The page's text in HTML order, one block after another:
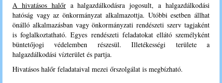
A hivatásos halőra halgazdálkodásra jogosult, a halgazdálkodási
hatóság vagy az önkormányzat alkalmazottja. Utóbbi esetben állhat
önálló alkalmazásban vagy önkormányzati rendészeti szerv tagjaként
is foglalkoztatható. Egyes rendészeti feladatokat ellátó személyként
büntetőjogi védelemben részesül. Illetékességi területe a
halgazdálkodási vízterület és partja.
Hivatásos halőr feladataival mezei őrszolgálat is megbízható.